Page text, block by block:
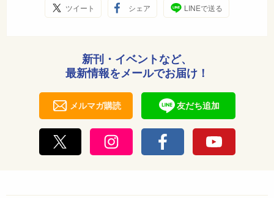
ツイート シェア LINEで送る
新刊・イベントなど、
最新情報をメールでお届け！
メルマガ購読 友だち追加